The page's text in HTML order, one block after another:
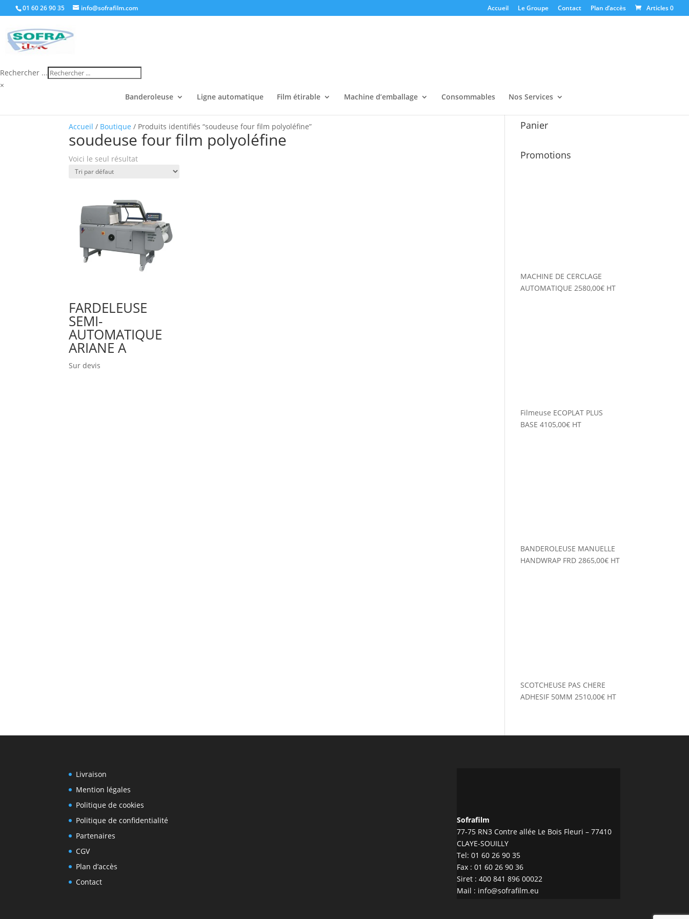
01 60 26 90 35 info@sofrafilm.com Accueil Le Groupe Contact Plan d’accès Articles 0
Rechercher ...
×
Banderoleuse
Ligne automatique Film étirable Machine d’emballage Consommables Nos Services
Accueil / Boutique / Produits identifiés “soudeuse four film polyoléfine”
soudeuse four film polyoléfine
Voici le seul résultat
FARDELEUSE
SEMI-
AUTOMATIQUE
ARIANE A
Sur devis
Panier
Promotions
MACHINE DE CERCLAGE
AUTOMATIQUE 2580,00€ HT
Filmeuse ECOPLAT PLUS
BASE 4105,00€ HT
BANDEROLEUSE MANUELLE
HANDWRAP FRD 2865,00€ HT
SCOTCHEUSE PAS CHERE
ADHESIF 50MM 2510,00€ HT
Livraison
Mention légales
Politique de cookies
Politique de confidentialité
Partenaires
CGV
Plan d’accès
Contact
Sofrafilm
77-75 RN3 Contre allée Le Bois Fleuri – 77410
CLAYE-SOUILLY
Tel: 01 60 26 90 35
Fax : 01 60 26 90 36
Siret : 400 841 896 00022
Mail : info@sofrafilm.eu